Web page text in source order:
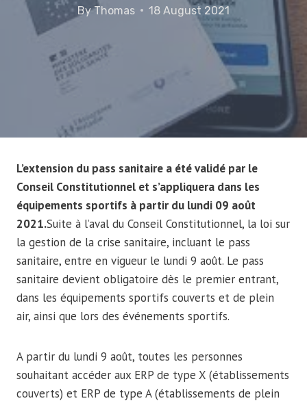
ByThomas 18 August 2021
L’extension du pass sanitaire a été validé par le
Conseil Constitutionnel et s’appliquera dans les
équipements sportifs à partir du lundi 09 août
2021.Suite à l’aval du Conseil Constitutionnel, la loi sur
la gestion de la crise sanitaire, incluant le pass
sanitaire, entre en vigueur le lundi 9 août. Le pass
sanitaire devient obligatoire dès le premier entrant,
dans les équipements sportifs couverts et de plein
air, ainsi que lors des événements sportifs.
A partir du lundi 9 août, toutes les personnes
souhaitant accéder aux ERP de type X (établissements
couverts) et ERP de type A (établissements de plein